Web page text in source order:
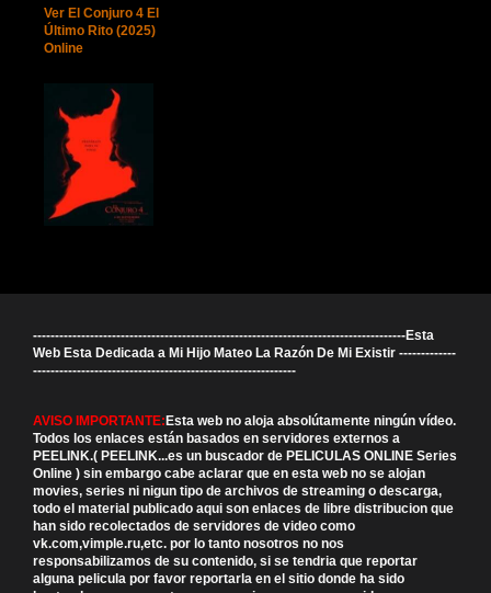
Ver El Conjuro 4 El
Último Rito (2025)
Online
-------------------------------------------------------------------------------------Esta
Web Esta Dedicada a Mi Hijo Mateo La Razón De Mi Existir -------------
------------------------------------------------------------
AVISO IMPORTANTE:Esta web no aloja absolútamente ningún vídeo.
Todos los enlaces están basados en servidores externos a
PEELINK.( PEELINK...es un buscador de PELICULAS ONLINE Series
Online ) sin embargo cabe aclarar que en esta web no se alojan
movies, series ni nigun tipo de archivos de streaming o descarga,
todo el material publicado aqui son enlaces de libre distribucion que
han sido recolectados de servidores de video como
vk.com,vimple.ru,etc. por lo tanto nosotros no nos
responsabilizamos de su contenido, si se tendria que reportar
alguna pelicula por favor reportarla en el sitio donde ha sido